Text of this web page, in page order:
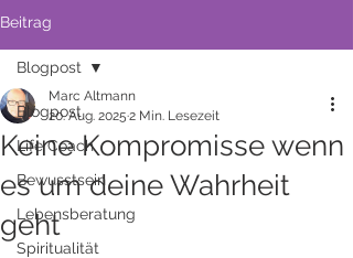
Beitrag
Blogpost
Life Coach
Bewusstsein
Lebensberatung
Spiritualität
Blogpost
Keine Kompromisse wenn
es um deine Wahrheit
geht
Marc Altmann
20. Aug. 2025 2 Min. Lesezeit